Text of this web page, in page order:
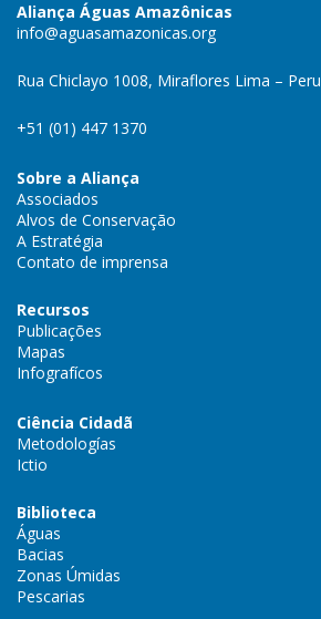
Aliança Águas Amazônicas
info@aguasamazonicas.org
Rua Chiclayo 1008, Miraflores Lima – Peru
+51 (01) 447 1370
Sobre a Aliança
Associados
Alvos de Conservação
A Estratégia
Contato de imprensa
Recursos
Publicações
Mapas
Infografícos
Ciência Cidadã
Metodologías
Ictio
Biblioteca
Águas
Bacias
Zonas Úmidas
Pescarias